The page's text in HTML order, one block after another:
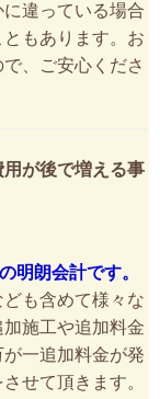
違っている場合
もあります。お
、ご安心くださ
が後で増える事
明朗会計です。
も含めて様々な
施工や追加料金
一追加料金が発
せて頂きます。